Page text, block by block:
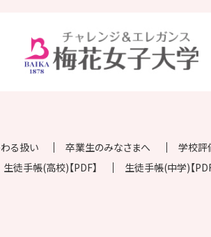
る扱い 卒業生のみなさまへ 学校評
生徒手帳(高校)【PDF】 生徒手帳(中学)【PDF